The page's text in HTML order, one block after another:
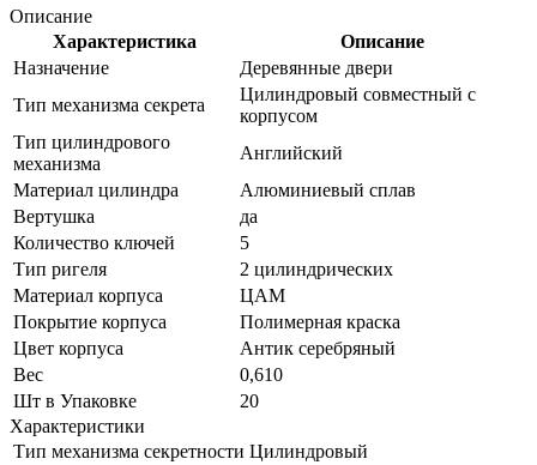
Описание
Характеристика
Описание
Назначение
Деревянные двери
Тип механизма секрета
Цилиндровый совместный с
корпусом
Тип цилиндрового
механизма
Английский
Материал цилиндра
Алюминиевый сплав
Вертушка
да
Количество ключей
5
Тип ригеля
2 цилиндрических
Материал корпуса
ЦАМ
Покрытие корпуса
Полимерная краска
Цвет корпуса
Антик серебряный
Вес
0,610
Шт в Упаковке
20
Характеристики
Тип механизма секретности Цилиндровый